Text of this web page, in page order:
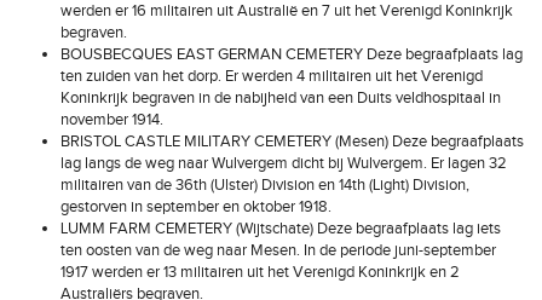
werden er 16 militairen uit Australië en 7 uit het Verenigd Koninkrijk
begraven.
BOUSBECQUES EAST GERMAN CEMETERY Deze begraafplaats lag
ten zuiden van het dorp. Er werden 4 militairen uit het Verenigd
Koninkrijk begraven in de nabijheid van een Duits veldhospitaal in
november 1914.
BRISTOL CASTLE MILITARY CEMETERY (Mesen) Deze begraafplaats
lag langs de weg naar Wulvergem dicht bij Wulvergem. Er lagen 32
militairen van de 36th (Ulster) Division en 14th (Light) Division,
gestorven in september en oktober 1918.
LUMM FARM CEMETERY (Wijtschate) Deze begraafplaats lag iets
ten oosten van de weg naar Mesen. In de periode juni-september
1917 werden er 13 militairen uit het Verenigd Koninkrijk en 2
Australiërs begraven.